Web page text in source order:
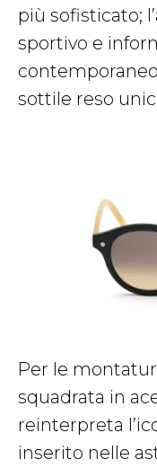
più sofisticato;
sportivo e
sottile reso
Per le
squadrata in
reinterpreta
inserito nelle